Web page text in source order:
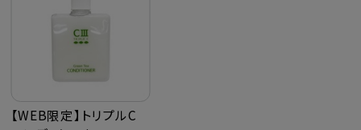
【WEB限定】トリプルC